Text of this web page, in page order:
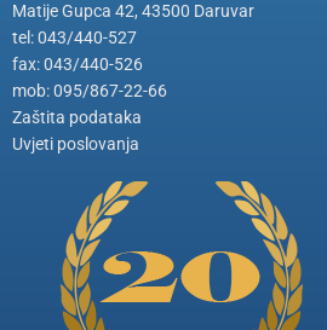
Matije Gupca 42, 43500 Daruvar
tel: 043/440-527
fax: 043/440-526
mob: 095/867-22-66
Zaštita podataka
Uvjeti poslovanja